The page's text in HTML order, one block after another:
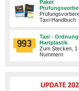
Paket
Taxi-Handbuch
Taxi -
Hartplastik
Zum Stecken, 1
Nummern